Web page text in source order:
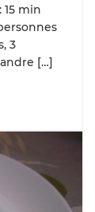
min
3
[…]